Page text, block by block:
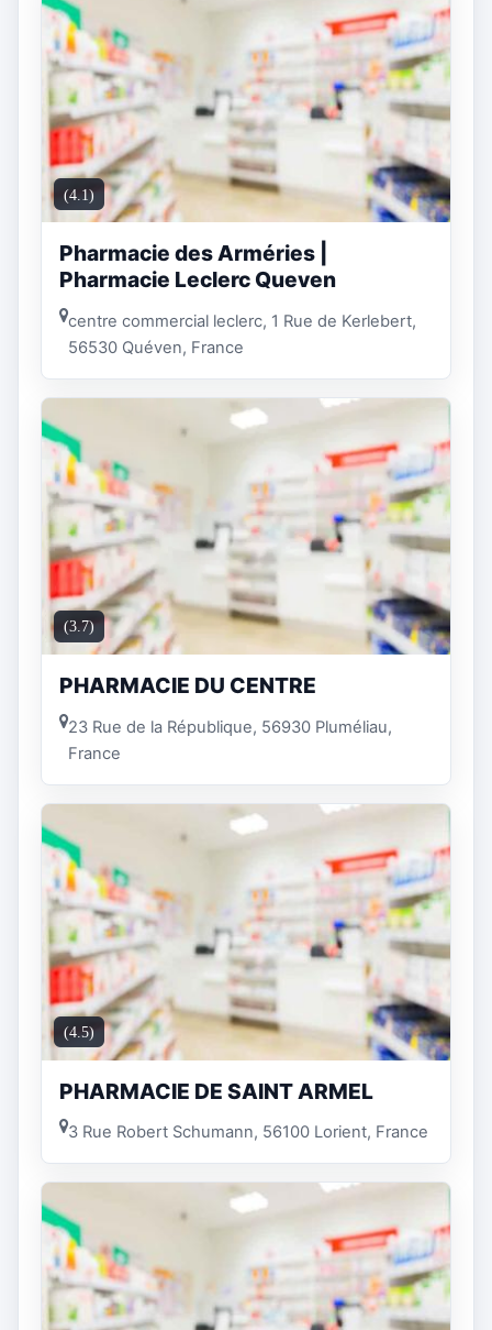
(4.1)
Pharmacie des Arméries |
Pharmacie Leclerc Queven
centre commercial leclerc, 1 Rue de Kerlebert,
56530 Quéven, France
(3.7)
PHARMACIE DU CENTRE
23 Rue de la République, 56930 Pluméliau,
France
(4.5)
PHARMACIE DE SAINT ARMEL
3 Rue Robert Schumann, 56100 Lorient, France